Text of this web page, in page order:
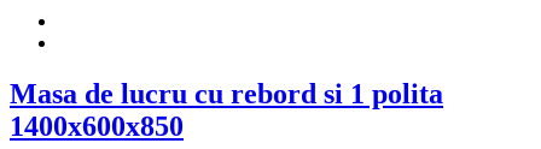
Masa de lucru cu rebord si 1 polita
1400x600x850